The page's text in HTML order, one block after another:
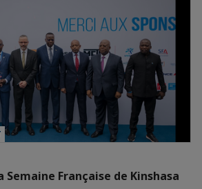
Semaine Française de Kinshasa